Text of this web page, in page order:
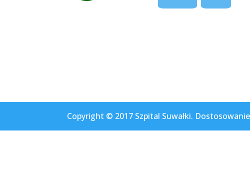
Copyright © 2017 Szpital Suwałki.